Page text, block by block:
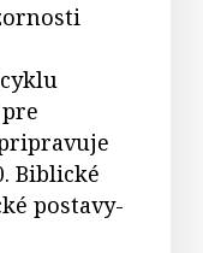
Biblické
postavy-